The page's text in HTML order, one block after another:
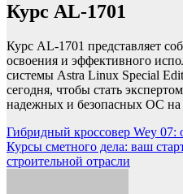
Курс AL-1701
Курс AL-1701 представляет
освоения и эффективного
системы Astra Linux Special
сегодня, чтобы стать
надежных и безопасных ОС на
Навигация
по
Гибридный кроссовер Wey 07:
Курсы сметного дела: ваш
строительной отрасли